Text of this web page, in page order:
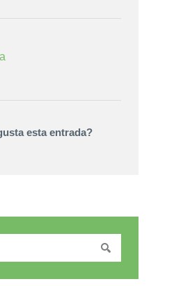
esta entrada?